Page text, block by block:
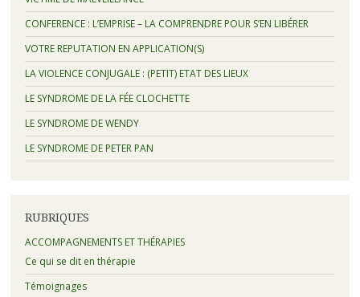
CONFERENCE : L’EMPRISE – LA COMPRENDRE POUR S’EN LIBÉRER
VOTRE REPUTATION EN APPLICATION(S)
LA VIOLENCE CONJUGALE : (PETIT) ETAT DES LIEUX
LE SYNDROME DE LA FÉE CLOCHETTE
LE SYNDROME DE WENDY
LE SYNDROME DE PETER PAN
RUBRIQUES
ACCOMPAGNEMENTS ET THÉRAPIES
Ce qui se dit en thérapie
Témoignages